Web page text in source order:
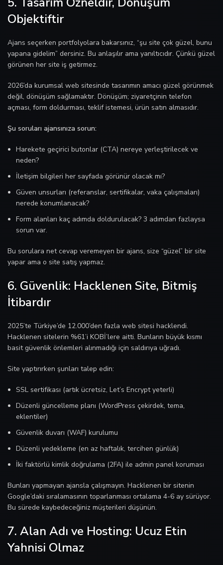
Objektiftir
Ajans seçerken portfolyolara bakarsınız, “şu site çok güzel, bunu
yapana gidelim” dersiniz. Bu anlaşılır ama yanıltıcıdır. Çünkü güzel
görünen her site iş getirmez.
2026’da kurumsal web sitesinde tasarımın amacı güzel görünmek
değil, dönüşüm sağlamaktır. Dönüşüm; ziyaretçinin telefon
açması, form doldurması, teklif istemesi, ürün satın almasıdır.
Şu soruları ajansınıza sorun:
Harekete geçirici butonlar (CTA) nereye yerleştirilecek ve
neden?
İletişim bilgileri her sayfada görünür olacak mı?
Güven unsurları (referanslar, sertifikalar, vaka çalışmaları)
nerede konumlanacak?
Form alanları kaç adımda doldurulacak? 3 adımdan fazlaysa
sorun var.
Bu sorulara net cevap veremeyen bir ajans, size “güzel” bir site
yapar ama o site satış yapmaz.
6. Güvenlik: Hacklenen Site, Bitmiş
İtibardır
2025’te Türkiye’de 12.000’den fazla web sitesi hacklendi.
Hacklenen sitelerin %61’i KOBİ’lere aitti. Bunların büyük kısmı
basit güvenlik önlemleri alınmadığı için saldırıya uğradı.
Site yaptırırken şunları talep edin:
SSL sertifikası (artık ücretsiz, Let’s Encrypt yeterli)
Düzenli güncelleme planı (WordPress çekirdek, tema,
eklentiler)
Güvenlik duvarı (WAF) kurulumu
Düzenli yedekleme (en az haftalık, tercihen günlük)
İki faktörlü kimlik doğrulama (2FA) ile admin panel koruması
Bunları yapmayan ajansla çalışmayın. Hacklenen bir sitenin
Google’daki sıralamasının toparlanması ortalama 4-6 ay sürüyor.
Bu sürede kaybedeceğiniz müşterileri düşünün.
7. Alan Adı ve Hosting: Ucuz Etin
Yahnisi Olmaz